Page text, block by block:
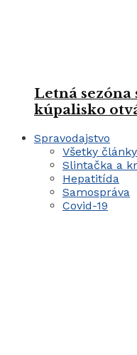
Letná sezóna
kúpalisko
Spravodajstvo
Všetky články
Slintačka a
Hepatitída
Samospráva
Covid-19